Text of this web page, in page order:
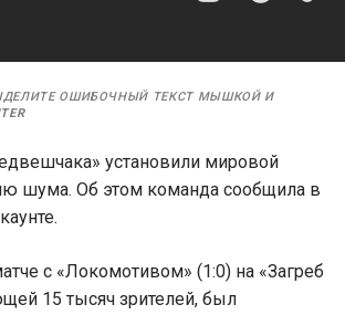
ОШИБОЧНЫЙ ТЕКСТ МЫШКОЙ И
установили мировой
шума. Об этом команда сообщила в
с «Локомотивом» (1:0) на «Загреб
15 тысяч зрителей, был